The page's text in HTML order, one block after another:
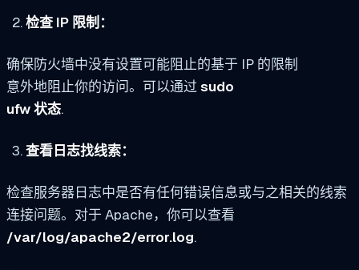
检查 IP 限制：
确保防火墙中没有设置可能阻止的基于 IP 的限制
意外地阻止你的访问。可以通过sudo
ufw 状态.
查看日志找线索：
检查服务器日志中是否有任何错误信息或与之相关的线索
连接问题。对于 Apache，你可以查看
/var/log/apache2/error.log.